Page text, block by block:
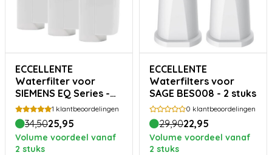
ECCELLENTE
Waterfilter voor
SIEMENS EQ Series -
Voordeelverpakking
1 klantbeoordelingen
34,5025,95
Volume voordeel vanaf
2 stuks
ECCELLENTE
Waterfilters voor
SAGE BES008 - 2 stuks
0 klantbeoordelingen
29,9022,95
Volume voordeel vanaf
2 stuks